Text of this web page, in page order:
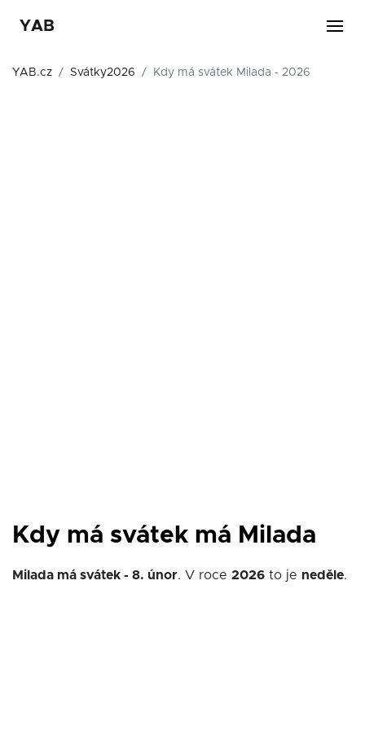
YAB
YAB.cz Svátky2026 Kdy má svátek Milada - 2026
Kdy má svátek má Milada
Milada má svátek - 8. únor. V roce 2026 to je neděle.